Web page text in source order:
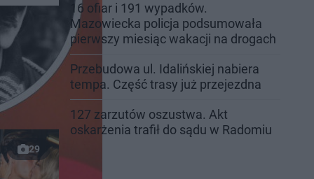
29
16 ofiar i 191 wypadków.
Mazowiecka policja podsumowała
pierwszy miesiąc wakacji na drogach
Przebudowa ul. Idalińskiej nabiera
tempa. Część trasy już przejezdna
127 zarzutów oszustwa. Akt
oskarżenia trafił do sądu w Radomiu